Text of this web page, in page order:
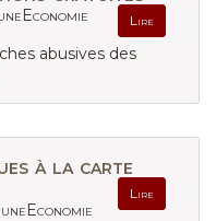
Lire
abusives des
à la carte
Lire